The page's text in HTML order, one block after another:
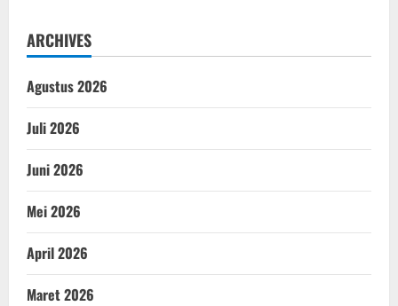
ARCHIVES
Agustus 2026
Juli 2026
Juni 2026
Mei 2026
April 2026
Maret 2026